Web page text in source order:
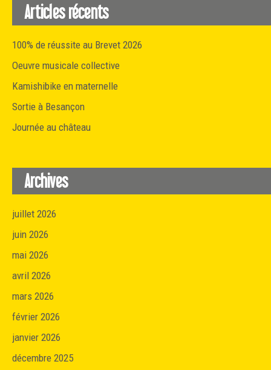
Articles récents
100% de réussite au Brevet 2026
Oeuvre musicale collective
Kamishibike en maternelle
Sortie à Besançon
Journée au château
Archives
juillet 2026
juin 2026
mai 2026
avril 2026
mars 2026
février 2026
janvier 2026
décembre 2025